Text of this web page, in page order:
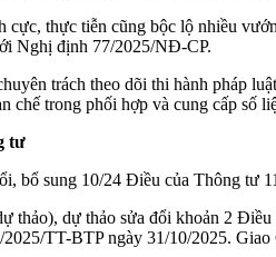
cực, thực tiễn cũng bộc lộ nhiều
Nghị định 77/2025/NĐ-CP.
trách theo dõi thi hành pháp
chế trong phối hợp và cung cấp số
tư
bổ sung 10/24 Điều của Thông tư
dự thảo sửa đổi khoản 2
TT-BTP ngày 31/10/2025.